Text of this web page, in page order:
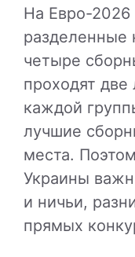
На Евро-2026
разделенные
четыре
проходят
каждой
лучшие
места.
Украины
и ничьи,
прямых